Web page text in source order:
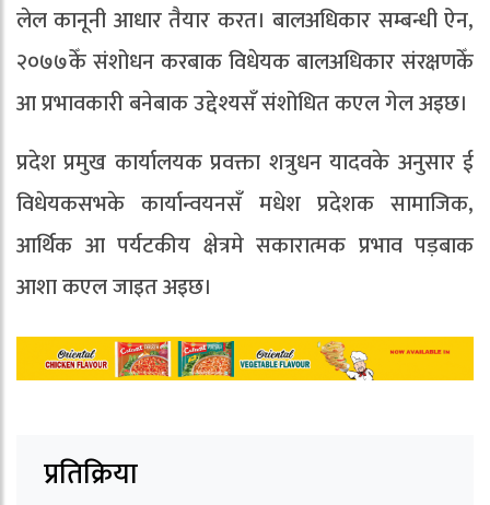
लेल कानूनी आधार तैयार करत। बालअधिकार सम्बन्धी ऐन,
२०७७केँ संशोधन करबाक विधेयक बालअधिकार संरक्षणकेँ
आ प्रभावकारी बनेबाक उद्देश्यसँ संशोधित कएल गेल अइछ।
प्रदेश प्रमुख कार्यालयक प्रवक्ता शत्रुधन यादवके अनुसार ई
विधेयकसभके कार्यान्वयनसँ मधेश प्रदेशक सामाजिक,
आर्थिक आ पर्यटकीय क्षेत्रमे सकारात्मक प्रभाव पड़बाक
आशा कएल जाइत अइछ।
प्रतिक्रिया